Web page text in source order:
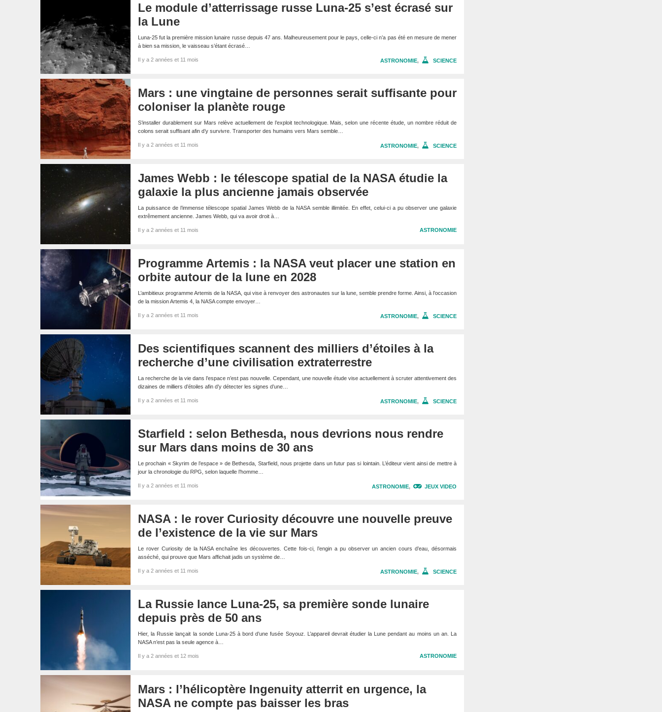
Le module d’atterrissage russe Luna-25 s’est écrasé sur
la Lune
Luna-25 fut la première mission lunaire russe depuis 47 ans. Malheureusement pour le pays, celle-ci n’a pas été en mesure de mener
à bien sa mission, le vaisseau s’étant écrasé…
Il y a 2 années et 11 mois ASTRONOMIE, SCIENCE
Mars : une vingtaine de personnes serait suffisante pour
coloniser la planète rouge
S’installer durablement sur Mars relève actuellement de l’exploit technologique. Mais, selon une récente étude, un nombre réduit de
colons serait suffisant afin d’y survivre. Transporter des humains vers Mars semble…
Il y a 2 années et 11 mois ASTRONOMIE, SCIENCE
James Webb : le télescope spatial de la NASA étudie la
galaxie la plus ancienne jamais observée
La puissance de l’immense télescope spatial James Webb de la NASA semble illimitée. En effet, celui-ci a pu observer une galaxie
extrêmement ancienne. James Webb, qui va avoir droit à…
Il y a 2 années et 11 mois ASTRONOMIE
Programme Artemis : la NASA veut placer une station en
orbite autour de la lune en 2028
L’ambitieux programme Artemis de la NASA, qui vise à renvoyer des astronautes sur la lune, semble prendre forme. Ainsi, à l’occasion
de la mission Artemis 4, la NASA compte envoyer…
Il y a 2 années et 11 mois ASTRONOMIE, SCIENCE
Des scientifiques scannent des milliers d’étoiles à la
recherche d’une civilisation extraterrestre
La recherche de la vie dans l’espace n’est pas nouvelle. Cependant, une nouvelle étude vise actuellement à scruter attentivement des
dizaines de milliers d’étoiles afin d’y détecter les signes d’une…
Il y a 2 années et 11 mois ASTRONOMIE, SCIENCE
Starfield : selon Bethesda, nous devrions nous rendre
sur Mars dans moins de 30 ans
Le prochain « Skyrim de l’espace » de Bethesda, Starfield, nous projette dans un futur pas si lointain. L’éditeur vient ainsi de mettre à
jour la chronologie du RPG, selon laquelle l’homme…
Il y a 2 années et 11 mois ASTRONOMIE, JEUX VIDEO
NASA : le rover Curiosity découvre une nouvelle preuve
de l’existence de la vie sur Mars
Le rover Curiosity de la NASA enchaîne les découvertes. Cette fois-ci, l’engin a pu observer un ancien cours d’eau, désormais
asséché, qui prouve que Mars affichait jadis un système de…
Il y a 2 années et 11 mois ASTRONOMIE, SCIENCE
La Russie lance Luna-25, sa première sonde lunaire
depuis près de 50 ans
Hier, la Russie lançait la sonde Luna-25 à bord d’une fusée Soyouz. L’appareil devrait étudier la Lune pendant au moins un an. La
NASA n’est pas la seule agence à…
Il y a 2 années et 12 mois ASTRONOMIE
Mars : l’hélicoptère Ingenuity atterrit en urgence, la
NASA ne compte pas baisser les bras